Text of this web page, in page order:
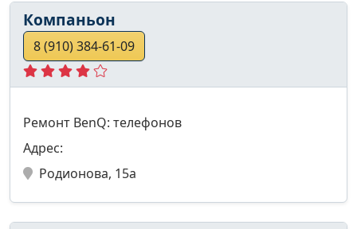
Компаньон
8 (910) 384-61-09
Ремонт BenQ: телефонов
Адрес:
Родионова, 15а